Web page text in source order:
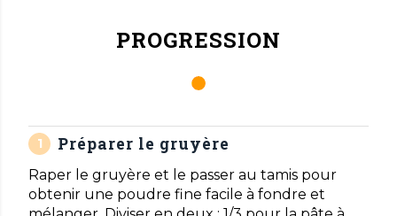
PROGRESSION
Préparer le gruyère
Raper le gruyère et le passer au tamis pour
obtenir une poudre fine facile à fondre et